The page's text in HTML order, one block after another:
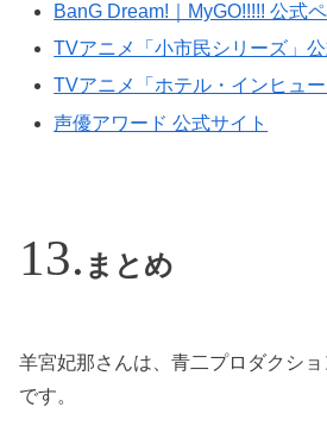
BanG Dream!｜MyGO!!!!! 公式
TVアニメ「小市民シリーズ」公
TVアニメ「ホテル・インヒュ
声優アワード 公式サイト
まとめ
羊宮妃那さんは、青二プロダクシ
です。